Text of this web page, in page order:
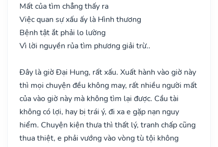
Mất của tìm chẳng thấy ra
Việc quan sự xấu ấy là Hình thương
Bệnh tật ắt phải lo lường
Vì lời nguyền rủa tìm phương giải trừ..
Đây là giờ Đại Hung, rất xấu. Xuất hành vào giờ này
thì mọi chuyện đều không may, rất nhiều người mất
của vào giờ này mà không tìm lại được. Cầu tài
không có lợi, hay bị trái ý, đi xa e gặp nạn nguy
hiểm. Chuyện kiện thưa thì thất lý, tranh chấp cũng
thua thiệt, e phải vướng vào vòng tù tội không